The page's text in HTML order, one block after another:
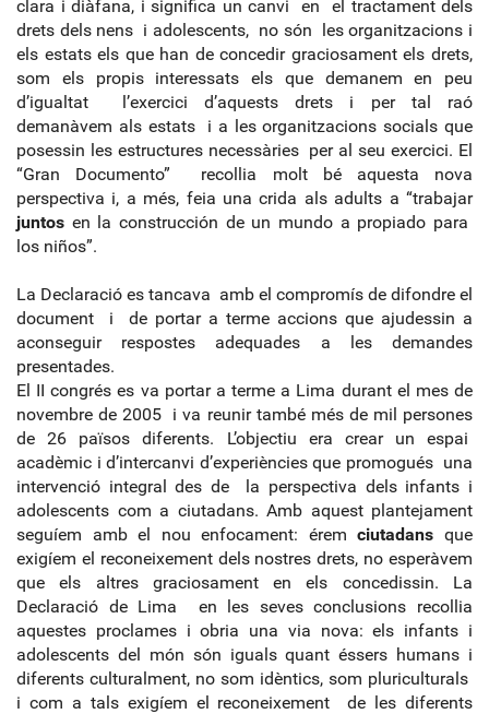
clara i diàfana, i significa un canvi en el tractament dels
drets dels nens i adolescents, no són les organitzacions i
els estats els que han de concedir graciosament els drets,
som els propis interessats els que demanem en peu
d’igualtat l’exercici d’aquests drets i per tal raó
demanàvem als estats i a les organitzacions socials que
posessin les estructures necessàries per al seu exercici. El
“Gran Documento” recollia molt bé aquesta nova
perspectiva i, a més, feia una crida als adults a “trabajar
juntos en la construcción de un mundo a propiado para
los niños”.
La Declaració es tancava amb el compromís de difondre el
document i de portar a terme accions que ajudessin a
aconseguir respostes adequades a les demandes
presentades.
El II congrés es va portar a terme a Lima durant el mes de
novembre de 2005 i va reunir també més de mil persones
de 26 països diferents. L’objectiu era crear un espai
acadèmic i d’intercanvi d’experiències que promogués una
intervenció integral des de la perspectiva dels infants i
adolescents com a ciutadans. Amb aquest plantejament
seguíem amb el nou enfocament: éremciutadans que
exigíem el reconeixement dels nostres drets, no esperàvem
que els altres graciosament en els concedissin. La
Declaració de Lima en les seves conclusions recollia
aquestes proclames i obria una via nova: els infants i
adolescents del món són iguals quant éssers humans i
diferents culturalment, no som idèntics, som pluriculturals
i com a tals exigíem el reconeixement de les diferents